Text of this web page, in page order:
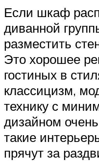
Если шкаф
диванной
разместить
Это хорошее
гостиных в
классицизм,
технику с
дизайном
такие
прячут за